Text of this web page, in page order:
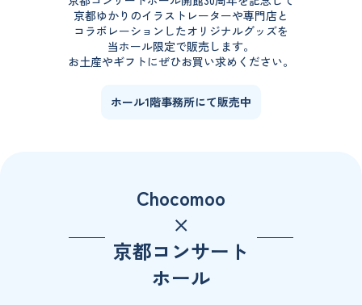
京都ゆかりのイラストレーターや専門店と
コラボレーションしたオリジナルグッズを
当ホール限定で販売します。
お土産やギフトにぜひお買い求めください。
ホール1階事務所にて販売中
Chocomoo
×
京都コンサート
ホール